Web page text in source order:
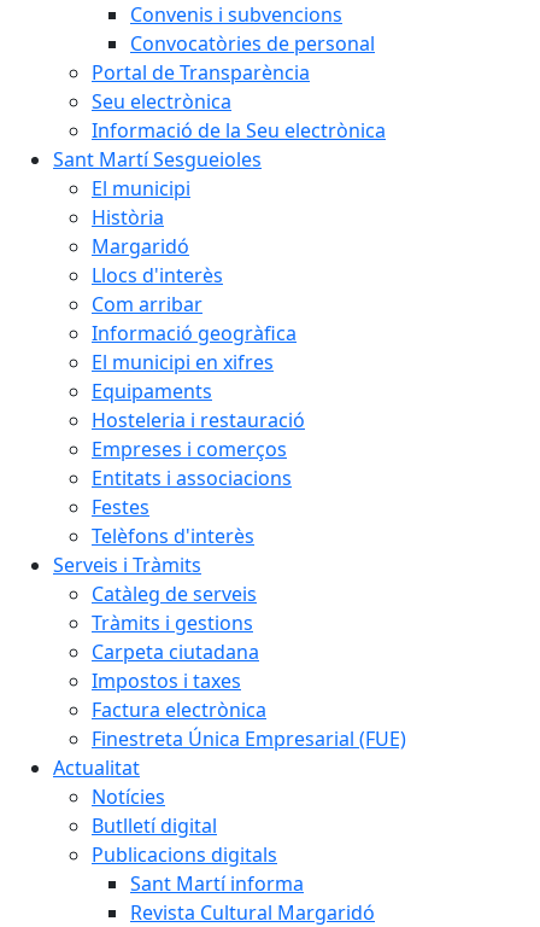
Convenis i subvencions
Convocatòries de personal
Portal de Transparència
Seu electrònica
Informació de la Seu electrònica
Sant Martí Sesgueioles
El municipi
Història
Margaridó
Llocs d'interès
Com arribar
Informació geogràfica
El municipi en xifres
Equipaments
Hosteleria i restauració
Empreses i comerços
Entitats i associacions
Festes
Telèfons d'interès
Serveis i Tràmits
Catàleg de serveis
Tràmits i gestions
Carpeta ciutadana
Impostos i taxes
Factura electrònica
Finestreta Única Empresarial (FUE)
Actualitat
Notícies
Butlletí digital
Publicacions digitals
Sant Martí informa
Revista Cultural Margaridó